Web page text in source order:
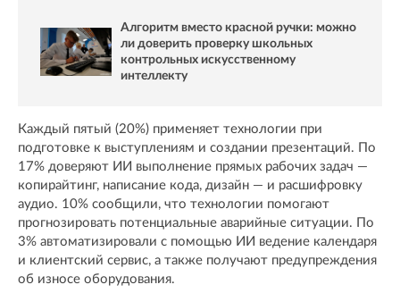
Алгоритм вместо красной ручки: можно
ли доверить проверку школьных
контрольных искусственному
интеллекту
Каждый пятый (20%) применяет технологии при
подготовке к выступлениям и создании презентаций. По
17% доверяют ИИ выполнение прямых рабочих задач —
копирайтинг, написание кода, дизайн — и расшифровку
аудио. 10% сообщили, что технологии помогают
прогнозировать потенциальные аварийные ситуации. По
3% автоматизировали с помощью ИИ ведение календаря
и клиентский сервис, а также получают предупреждения
об износе оборудования.